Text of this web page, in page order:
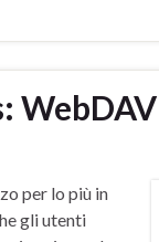
WebDAV
per lo più in
gli utenti